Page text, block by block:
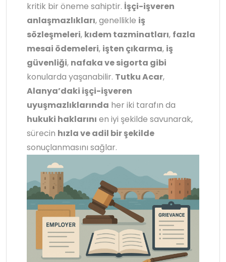
kritik bir öneme sahiptir. İşçi-işveren
anlaşmazlıkları, genellikle iş
sözleşmeleri, kıdem tazminatları, fazla
mesai ödemeleri, işten çıkarma, iş
güvenliği, nafaka ve sigorta gibi
konularda yaşanabilir. Tutku Acar,
Alanya’daki işçi-işveren
uyuşmazlıklarında her iki tarafın da
hukuki haklarını en iyi şekilde savunarak,
sürecin hızla ve adil bir şekilde
sonuçlanmasını sağlar.